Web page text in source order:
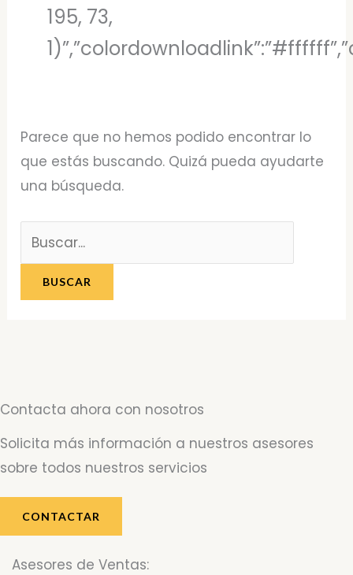
195, 73,
Parece que no hemos podido encontrar lo
que estás buscando. Quizá pueda ayudarte
una búsqueda.
Contacta ahora con nosotros
Solicita más información a nuestros asesores
sobre todos nuestros servicios
CONTACTAR
Asesores de Ventas: